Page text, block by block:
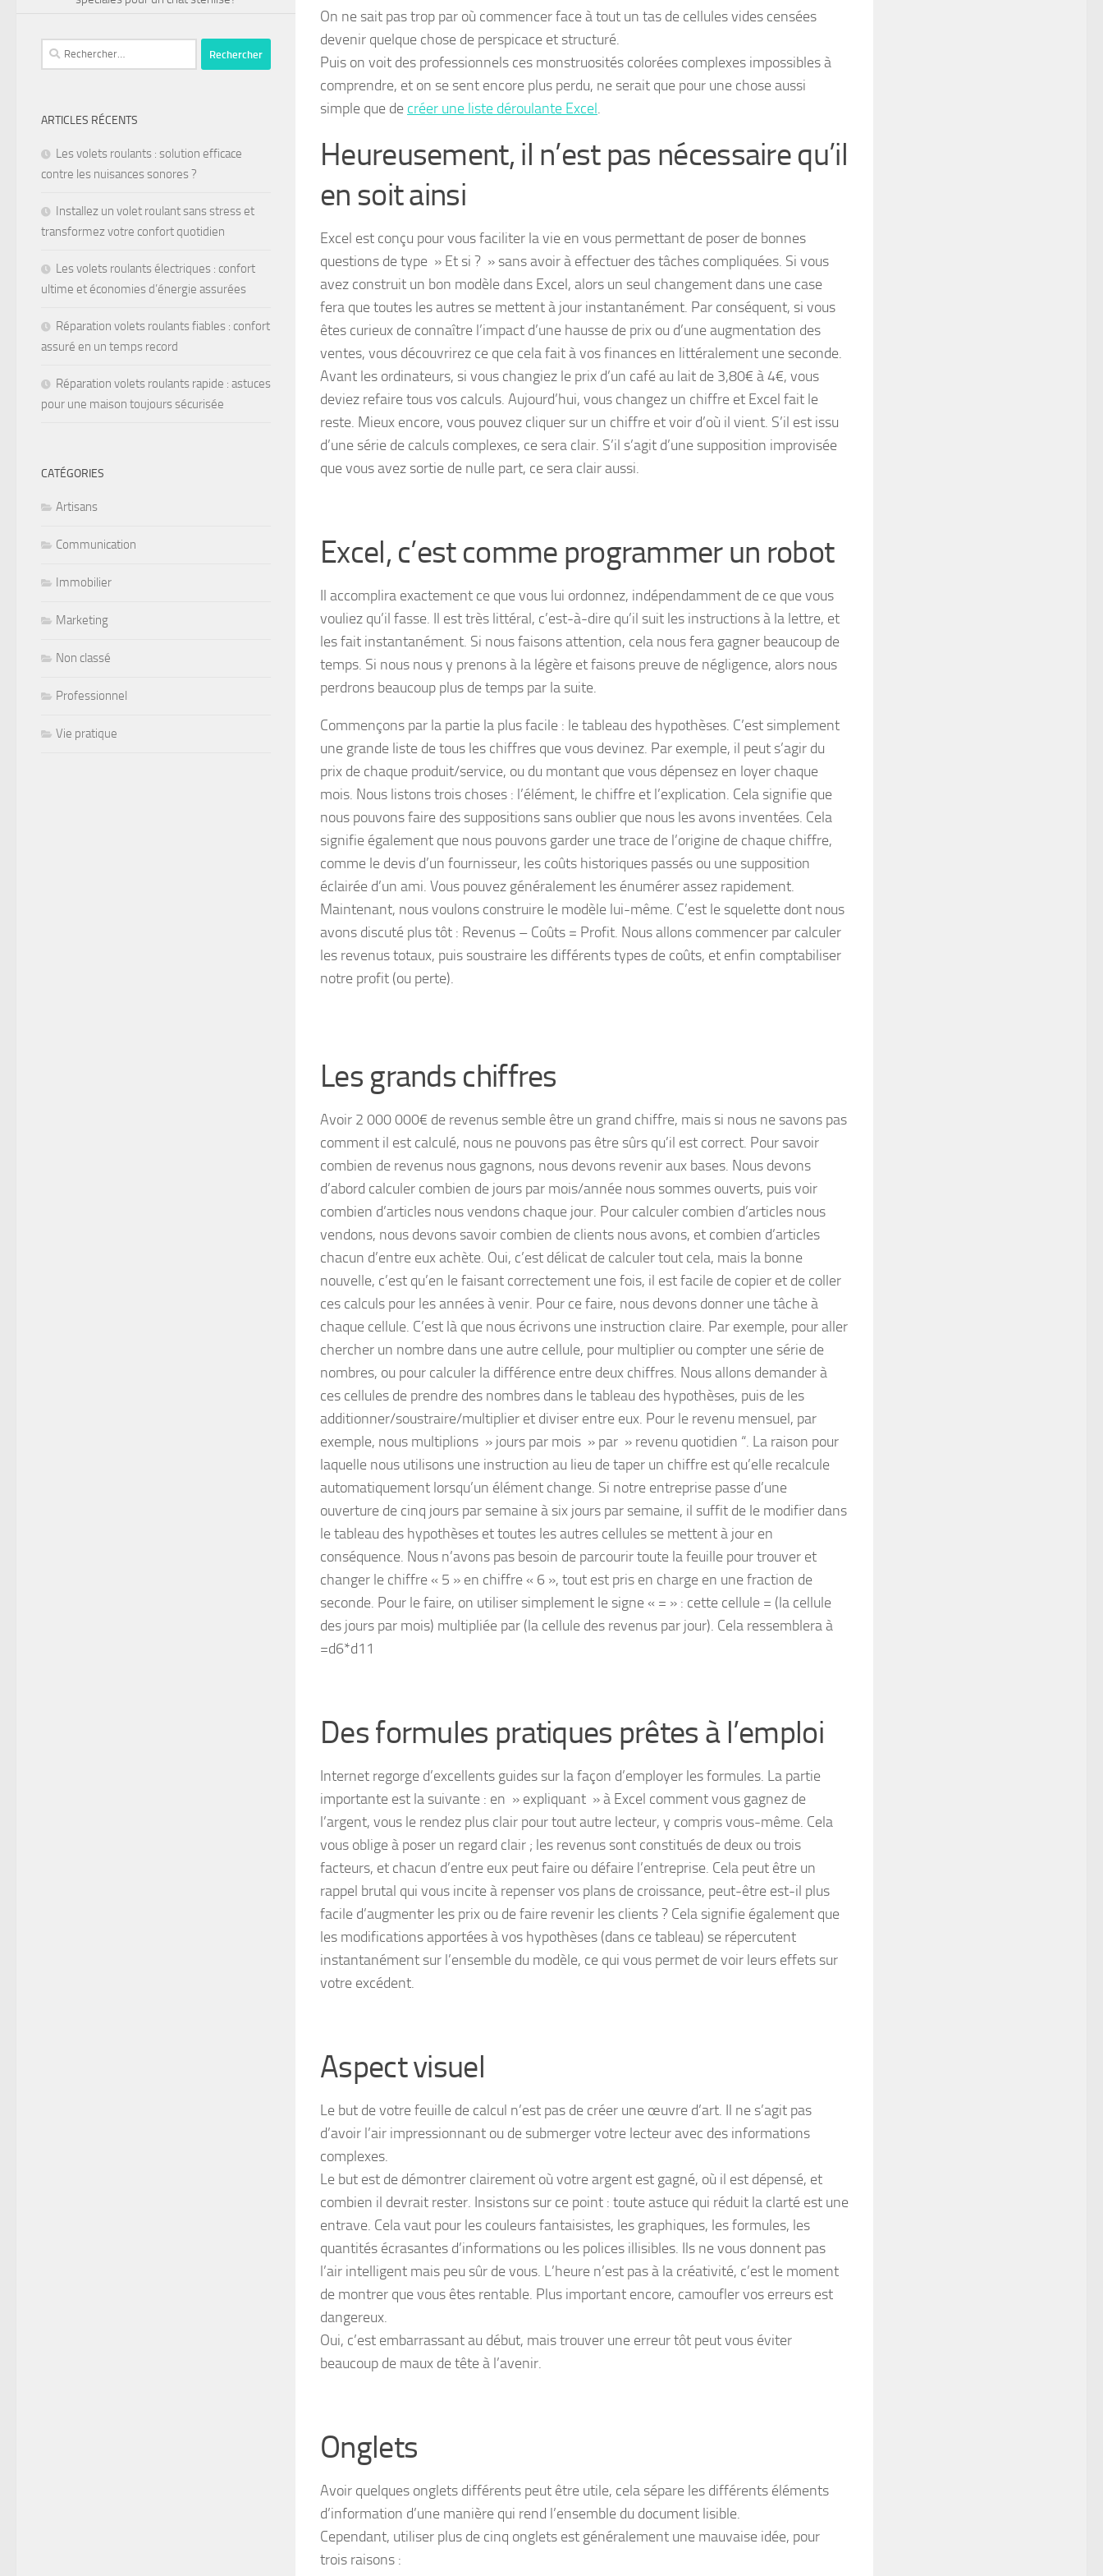
On ne sait pas trop par où commencer face à tout un tas de cellules vides censées
devenir quelque chose de perspicace et structuré.
Puis on voit des professionnels ces monstruosités colorées complexes impossibles à
comprendre, et on se sent encore plus perdu, ne serait que pour une chose aussi
simple que de créer une liste déroulante Excel.
Heureusement, il n’est pas nécessaire qu’il
en soit ainsi
Excel est conçu pour vous faciliter la vie en vous permettant de poser de bonnes
questions de type » Et si ? » sans avoir à effectuer des tâches compliquées. Si vous
avez construit un bon modèle dans Excel, alors un seul changement dans une case
fera que toutes les autres se mettent à jour instantanément. Par conséquent, si vous
êtes curieux de connaître l’impact d’une hausse de prix ou d’une augmentation des
ventes, vous découvrirez ce que cela fait à vos finances en littéralement une seconde.
Avant les ordinateurs, si vous changiez le prix d’un café au lait de 3,80€ à 4€, vous
deviez refaire tous vos calculs. Aujourd’hui, vous changez un chiffre et Excel fait le
reste. Mieux encore, vous pouvez cliquer sur un chiffre et voir d’où il vient. S’il est issu
d’une série de calculs complexes, ce sera clair. S’il s’agit d’une supposition improvisée
que vous avez sortie de nulle part, ce sera clair aussi.
Excel, c’est comme programmer un robot
Il accomplira exactement ce que vous lui ordonnez, indépendamment de ce que vous
vouliez qu’il fasse. Il est très littéral, c’est-à-dire qu’il suit les instructions à la lettre, et
les fait instantanément. Si nous faisons attention, cela nous fera gagner beaucoup de
temps. Si nous nous y prenons à la légère et faisons preuve de négligence, alors nous
perdrons beaucoup plus de temps par la suite.
Commençons par la partie la plus facile : le tableau des hypothèses. C’est simplement
une grande liste de tous les chiffres que vous devinez. Par exemple, il peut s’agir du
prix de chaque produit/service, ou du montant que vous dépensez en loyer chaque
mois. Nous listons trois choses : l’élément, le chiffre et l’explication. Cela signifie que
nous pouvons faire des suppositions sans oublier que nous les avons inventées. Cela
signifie également que nous pouvons garder une trace de l’origine de chaque chiffre,
comme le devis d’un fournisseur, les coûts historiques passés ou une supposition
éclairée d’un ami. Vous pouvez généralement les énumérer assez rapidement.
Maintenant, nous voulons construire le modèle lui-même. C’est le squelette dont nous
avons discuté plus tôt : Revenus – Coûts = Profit. Nous allons commencer par calculer
les revenus totaux, puis soustraire les différents types de coûts, et enfin comptabiliser
notre profit (ou perte).
Les grands chiffres
Avoir 2 000 000€ de revenus semble être un grand chiffre, mais si nous ne savons pas
comment il est calculé, nous ne pouvons pas être sûrs qu’il est correct. Pour savoir
combien de revenus nous gagnons, nous devons revenir aux bases. Nous devons
d’abord calculer combien de jours par mois/année nous sommes ouverts, puis voir
combien d’articles nous vendons chaque jour. Pour calculer combien d’articles nous
vendons, nous devons savoir combien de clients nous avons, et combien d’articles
chacun d’entre eux achète. Oui, c’est délicat de calculer tout cela, mais la bonne
nouvelle, c’est qu’en le faisant correctement une fois, il est facile de copier et de coller
ces calculs pour les années à venir. Pour ce faire, nous devons donner une tâche à
chaque cellule. C’est là que nous écrivons une instruction claire. Par exemple, pour aller
chercher un nombre dans une autre cellule, pour multiplier ou compter une série de
nombres, ou pour calculer la différence entre deux chiffres. Nous allons demander à
ces cellules de prendre des nombres dans le tableau des hypothèses, puis de les
additionner/soustraire/multiplier et diviser entre eux. Pour le revenu mensuel, par
exemple, nous multiplions » jours par mois » par » revenu quotidien “. La raison pour
laquelle nous utilisons une instruction au lieu de taper un chiffre est qu’elle recalcule
automatiquement lorsqu’un élément change. Si notre entreprise passe d’une
ouverture de cinq jours par semaine à six jours par semaine, il suffit de le modifier dans
le tableau des hypothèses et toutes les autres cellules se mettent à jour en
conséquence. Nous n’avons pas besoin de parcourir toute la feuille pour trouver et
changer le chiffre « 5 » en chiffre « 6 », tout est pris en charge en une fraction de
seconde. Pour le faire, on utiliser simplement le signe « = » : cette cellule = (la cellule
des jours par mois) multipliée par (la cellule des revenus par jour). Cela ressemblera à
=d6*d11
Des formules pratiques prêtes à l’emploi
Internet regorge d’excellents guides sur la façon d’employer les formules. La partie
importante est la suivante : en » expliquant » à Excel comment vous gagnez de
l’argent, vous le rendez plus clair pour tout autre lecteur, y compris vous-même. Cela
vous oblige à poser un regard clair ; les revenus sont constitués de deux ou trois
facteurs, et chacun d’entre eux peut faire ou défaire l’entreprise. Cela peut être un
rappel brutal qui vous incite à repenser vos plans de croissance, peut-être est-il plus
facile d’augmenter les prix ou de faire revenir les clients ? Cela signifie également que
les modifications apportées à vos hypothèses (dans ce tableau) se répercutent
instantanément sur l’ensemble du modèle, ce qui vous permet de voir leurs effets sur
votre excédent.
Aspect visuel
Le but de votre feuille de calcul n’est pas de créer une œuvre d’art. Il ne s’agit pas
d’avoir l’air impressionnant ou de submerger votre lecteur avec des informations
complexes.
Le but est de démontrer clairement où votre argent est gagné, où il est dépensé, et
combien il devrait rester. Insistons sur ce point : toute astuce qui réduit la clarté est une
entrave. Cela vaut pour les couleurs fantaisistes, les graphiques, les formules, les
quantités écrasantes d’informations ou les polices illisibles. Ils ne vous donnent pas
l’air intelligent mais peu sûr de vous. L’heure n’est pas à la créativité, c’est le moment
de montrer que vous êtes rentable. Plus important encore, camoufler vos erreurs est
dangereux.
Oui, c’est embarrassant au début, mais trouver une erreur tôt peut vous éviter
beaucoup de maux de tête à l’avenir.
Onglets
Avoir quelques onglets différents peut être utile, cela sépare les différents éléments
d’information d’une manière qui rend l’ensemble du document lisible.
Cependant, utiliser plus de cinq onglets est généralement une mauvaise idée, pour
trois raisons :
ARTICLES RÉCENTS
Les volets roulants : solution efficace
contre les nuisances sonores ?
Installez un volet roulant sans stress et
transformez votre confort quotidien
Les volets roulants électriques : confort
ultime et économies d’énergie assurées
Réparation volets roulants fiables : confort
assuré en un temps record
Réparation volets roulants rapide : astuces
pour une maison toujours sécurisée
CATÉGORIES
Artisans
Communication
Immobilier
Marketing
Non classé
Professionnel
Vie pratique